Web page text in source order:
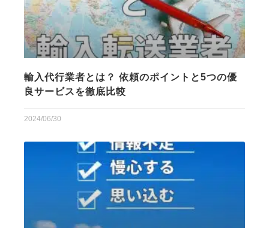
輸入代行業者とは？ 依頼のポイントと5つの優
良サービスを徹底比較
2024/06/30